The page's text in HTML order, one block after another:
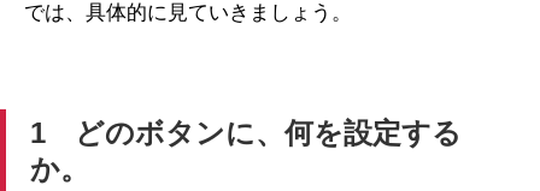
では、具体的に見ていきましょう。
1 どのボタンに、何を設定する
か。